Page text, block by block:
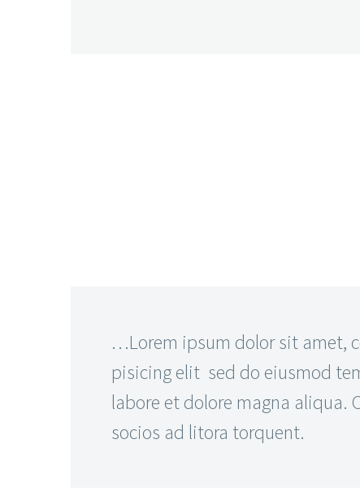
…Lorem ipsum dolor sit amet,
pisicing elit sed do eiusmod
labore et dolore magna aliqua.
socios ad litora torquent.